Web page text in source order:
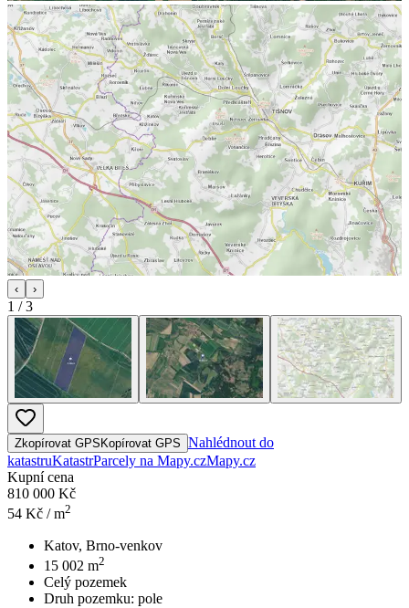
‹ ›
1 /3
Zkopírovat GPS Kopírovat GPS Nahlédnout do
katastruKatastrParcely na Mapy.czMapy.cz
Kupní cena
810 000 Kč
54 Kč / m2
Katov, Brno-venkov
15 002 m2
Celý pozemek
Druh pozemku: pole